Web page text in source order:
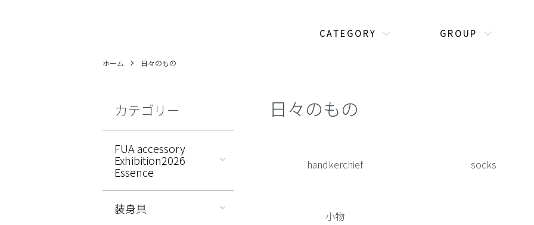
C A T E G O R Y G R O U P
ホーム 日々のもの
日々のもの
handkerchief
socks
小物
カテゴリー
FUA accessory
Exhibition2026
Essence
装身具